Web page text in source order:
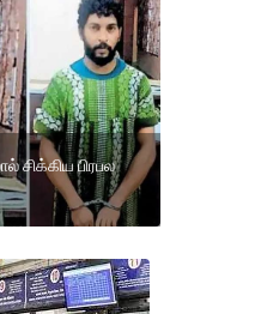
பிரபல